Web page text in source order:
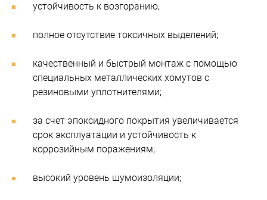
устойчивость к возгоранию;
полное отсутствие токсичных выделений;
качественный и быстрый монтаж с помощью
специальных металлических хомутов с
резиновыми уплотнителями;
за счет эпоксидного покрытия увеличивается
срок эксплуатации и устойчивость к
коррозийным поражениям;
высокий уровень шумоизоляции;